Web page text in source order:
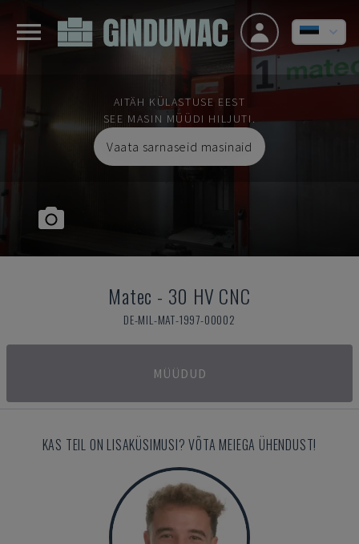
AITÄH KÜLASTUSE EEST
SEE MASIN MÜÜDI HILJUTI.
Vaata sarnaseid masinaid
Matec - 30 HV CNC
DE-MIL-MAT-1997-00002
MÜÜDUD
KAS TEIL ON LISAKÜSIMUSI? VÕTA MEIEGA ÜHENDUST!